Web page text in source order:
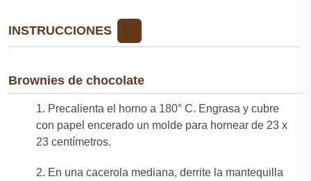
INSTRUCCIONES
Brownies de chocolate
1. Precalienta el horno a 180° C. Engrasa y cubre
con papel encerado un molde para hornear de 23 x
23 centímetros​.
2. En una cacerola mediana, derrite la mantequilla